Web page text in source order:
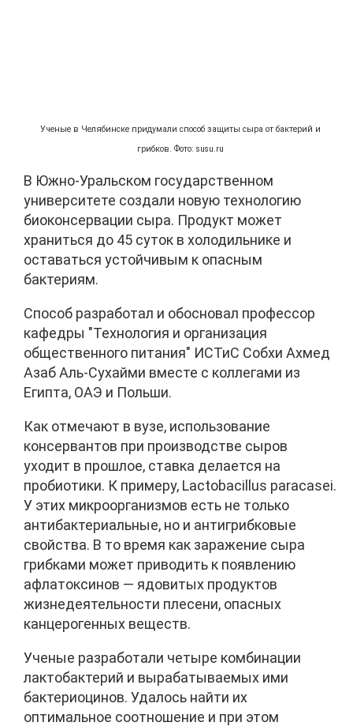
Ученые в Челябинске придумали способ защиты сыра от бактерий и
грибков. Фото: susu.ru
В Южно-Уральском государственном
университете создали новую технологию
биоконсервации сыра. Продукт может
храниться до 45 суток в холодильнике и
оставаться устойчивым к опасным
бактериям.
Способ разработал и обосновал профессор
кафедры "Технология и организация
общественного питания" ИСТиС Собхи Ахмед
Азаб Аль-Сухайми вместе с коллегами из
Египта, ОАЭ и Польши.
Как отмечают в вузе, использование
консервантов при производстве сыров
уходит в прошлое, ставка делается на
пробиотики. К примеру, Lactobacillus paracasei.
У этих микроорганизмов есть не только
антибактериальные, но и антигрибковые
свойства. В то время как заражение сыра
грибками может приводить к появлению
афлатоксинов — ядовитых продуктов
жизнедеятельности плесени, опасных
канцерогенных веществ.
Ученые разработали четыре комбинации
лактобактерий и вырабатываемых ими
бактериоцинов. Удалось найти их
оптимальное соотношение и при этом